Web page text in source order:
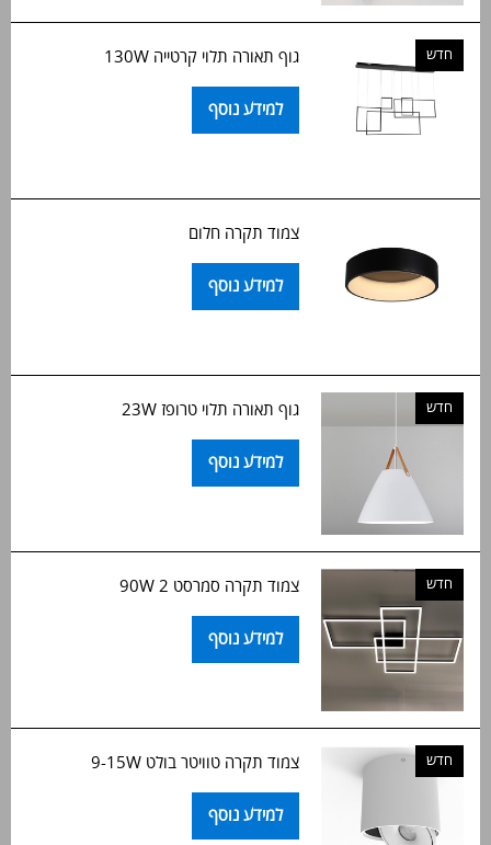
חדש גוף תאורה תלוי קרטייה 130W
למידע נוסף
צמוד תקרה חלום
למידע נוסף
חדש גוף תאורה תלוי טרופז 23W
למידע נוסף
חדש צמוד תקרה סמרסט 2 90W
למידע נוסף
חדש צמוד תקרה טוויטר בולט 9-15W
למידע נוסף